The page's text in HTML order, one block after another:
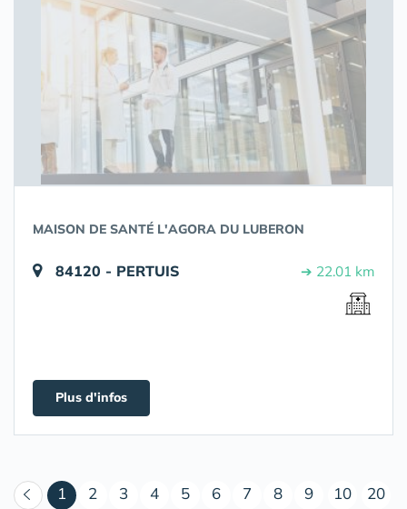
MAISON DE SANTÉ L'AGORA DU LUBERON
84120 - PERTUIS ➔ 22.01 km
Plus d'infos
1 (courant)
2 3 4 5 6 7 8 9 10
20